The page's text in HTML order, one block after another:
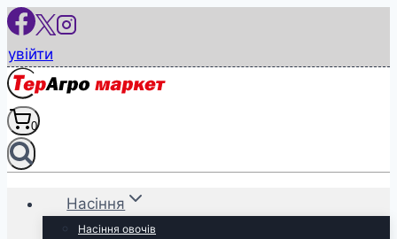
Перейти
вмісту
увійти
0
Насіння
Насіння овочів